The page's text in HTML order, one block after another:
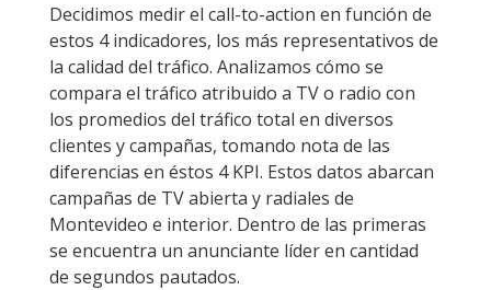
Decidimos medir el call-to-action en función de
estos 4 indicadores, los más representativos de
la calidad del tráfico. Analizamos cómo se
compara el tráfico atribuido a TV o radio con
los promedios del tráfico total en diversos
clientes y campañas, tomando nota de las
diferencias en éstos 4 KPI. Estos datos abarcan
campañas de TV abierta y radiales de
Montevideo e interior. Dentro de las primeras
se encuentra un anunciante líder en cantidad
de segundos pautados.